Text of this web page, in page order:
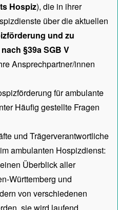
Hospiz), die in ihrer
über die aktuellen
und zu
§39a SGB V
Ansprechpartner/innen
für ambulante
Häufig gestellte Fragen
und Trägerverantwortliche
ambulanten Hospizdienst:
Überblick aller
Württemberg und
von verschiedenen